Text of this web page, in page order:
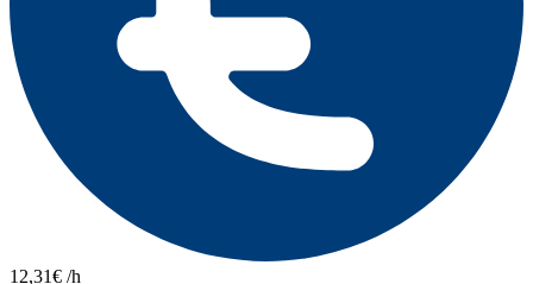
12,31€ /h